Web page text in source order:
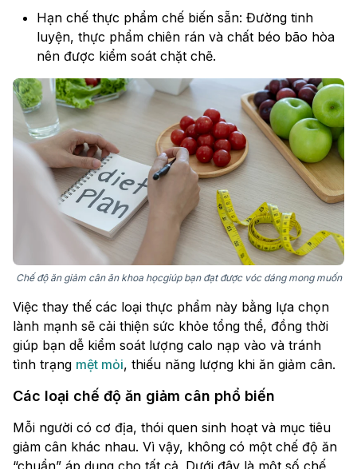
Hạn chế thực phẩm chế biến sẵn: Đường tinh
luyện, thực phẩm chiên rán và chất béo bão hòa
nên được kiểm soát chặt chẽ.
Chế độ ăn giảm cân ăn khoa họcgiúp bạn đạt được vóc dáng mong muốn
Việc thay thế các loại thực phẩm này bằng lựa chọn
lành mạnh sẽ cải thiện sức khỏe tổng thể, đồng thời
giúp bạn dễ kiểm soát lượng calo nạp vào và tránh
tình trạng mệt mỏi, thiếu năng lượng khi ăn giảm cân.
Các loại chế độ ăn giảm cân phổ biến
Mỗi người có cơ địa, thói quen sinh hoạt và mục tiêu
giảm cân khác nhau. Vì vậy, không có một chế độ ăn